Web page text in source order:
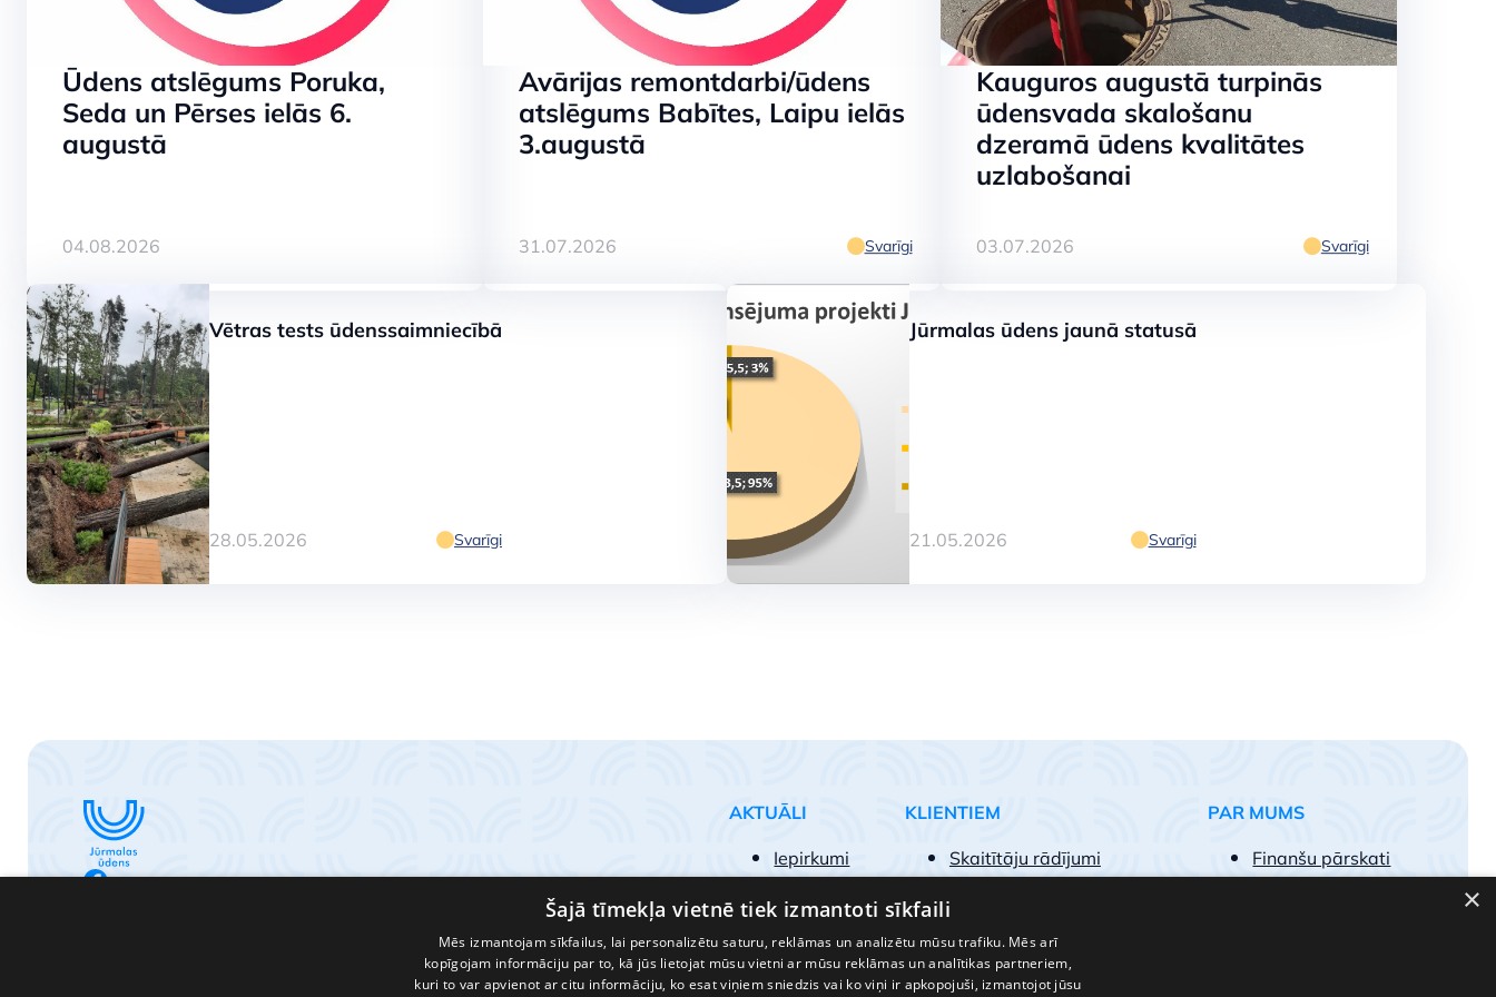
attīrīšanā
Kauguros augustā turpinās ūdensvada
skalošanu dzeramā ūdens kvalitātes
uzlabošanai
SKATĪT
SKATĪT
Ūdens atslēgums Poruka,
Seda un Pērses ielās 6.
augustā
04.08.2026
Avārijas remontdarbi/ūdens
atslēgums Babītes, Laipu ielās
3.augustā
31.07.2026 Svarīgi
Kauguros augustā turpinās
ūdensvada skalošanu
dzeramā ūdens kvalitātes
uzlabošanai
03.07.2026 Svarīgi
Vētras tests ūdenssaimniecībā
28.05.2026 Svarīgi
Jūrmalas ūdens jaunā statusā
21.05.2026 Svarīgi
AKTUĀLI
Iepirkumi
KLIENTIEM
Skaitītāju rādījumi
Biežāk uzdotie jautājumi
Pakalpojumu tarifi
Kā kļūt par klientu
PAR MUMS
Finanšu pārskati
×
Šajā tīmekļa vietnē tiek izmantoti sīkfaili
Mēs izmantojam sīkfailus, lai personalizētu saturu, reklāmas un analizētu mūsu trafiku. Mēs arī
kopīgojam informāciju par to, kā jūs lietojat mūsu vietni ar mūsu reklāmas un analītikas partneriem,
kuri to var apvienot ar citu informāciju, ko esat viņiem sniedzis vai ko viņi ir apkopojuši, izmantojot jūsu